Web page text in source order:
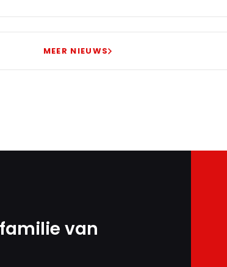
MEER NIEUWS
van